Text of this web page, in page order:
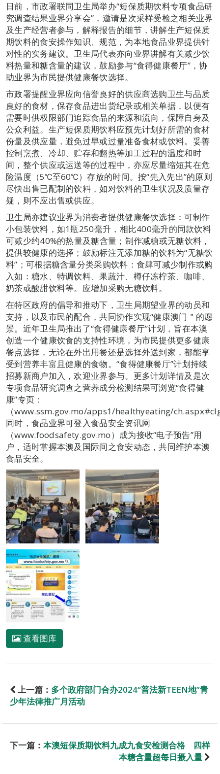
日前，市政署联同卫生局举办“短保质期饮料专项食品研
究调查结果业界分享会”，邀请是次采样受检之相关业界
及生产经营者参与，解释报告的细节，讲解生产短保质
期饮料的食安操作知识、规范，为本地食品业界提供针
对性的实务建议。卫生局代表亦向业界讲解有关减少饮
料热量和糖含量的建议，鼓励参与“食得健康餐厅”，协
助业界为市民提供健康餐饮选择。
市政署提醒业界应向信誉良好的供应商选购卫生与品质
良好的食材，保存食品进出货纪录或相关单据，以便有
需要时供权限部门追踪食品的来源和流向，保障自身及
公众利益。生产短保质期饮料应预先计划好所需的食材
份量及供应量，避免过早或过量准备食材或饮料。妥善
控制烹煮、冷却、贮存和翻热等加工过程的温度和时
间，整个供应或运送等的过程中，亦应尽量缩短其在危
险温度（5℃至60℃）存放的时间。按“先入先出”的原则
尽快出售已配制的饮料，如对饮料的卫生状况及质量存
疑，则不应出售或供应。
卫生局亦建议业界为消费者提供健康餐饮选择：可制作
小包装饮料，如1瓶250毫升，相比400毫升的同款饮料
可减少约40%的热量及糖含量；制作减糖或无糖饮料，
提供较健康的选择；鼓励标注无添加糖的饮料为“无糖饮
料”；可根据糖含量分类采购饮料：食肆可减少制作或购
入如：糖水、特调饮料、果蔬汁、樽仔冻柠茶、咖啡、
奶茶或酸甜饮料等。应增加采购无糖饮料。
在特区政府的倡导和推动下，卫生局期望业界的动员和
支持，以及市民的配合，共同协作实现“健康澳门＂的愿
景。近年卫生局推出了“食得健康餐厅”计划，旨在本澳
创造一个健康饮食的支持性环境，为市民提供更多健康
餐点选择，无论在外出用餐还是选择外送到家，都能享
受到营养丰富且健康的食物。“食得健康餐厅”计划持续
招募新商户加入，欢迎业界参与。更多计划详情及是次
专项食品研究调查之营养成分检测结果可浏览“食得健
康”专页：
（www.ssm.gov.mo/apps1/healthyeating/
同时，食品业界可登入食品安全资讯网
（www.foodsafety.gov.mo）成为接收“电子预告”用
户，适时掌握本澳及国际间之食安动态，共同维护本澳
食品安全。
查看图库
上一篇： 多个政府部门合办2024“普法新TEEN地”青
少年法律推广月活动
下一篇： 本澳短保质期饮料九成九食安检测合格 四样
本糖含量超每日摄入量